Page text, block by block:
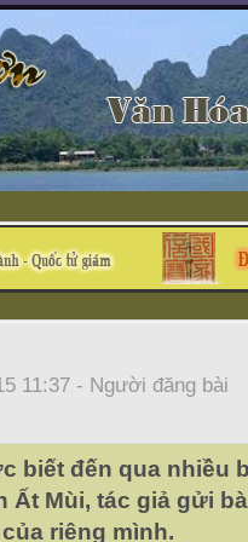
11:37 - Người đăng bài
biết đến qua nhiều
Ất Mùi, tác giả gửi
riêng mình.